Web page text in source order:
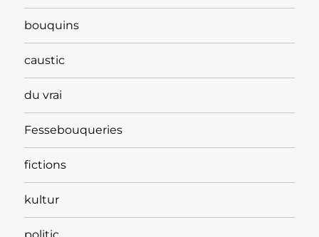
bouquins
caustic
du vrai
Fessebouqueries
fictions
kultur